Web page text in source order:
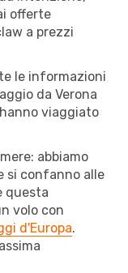
offerte
a prezzi
le informazioni
da Verona
viaggiato
abbiamo
si confanno alle
questa
volo con
d'Europa.